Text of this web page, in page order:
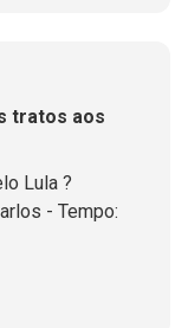
tratos aos
Lula ?
- Tempo: